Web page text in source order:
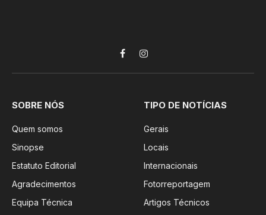
FacebookInstagram
SOBRE NÓS
Quem somos
Sinopse
Estatuto Editorial
Agradecimentos
Equipa Técnica
TIPO DE NOTÍCIAS
Gerais
Locais
Internacionais
Fotorreportagem
Artigos Técnicos